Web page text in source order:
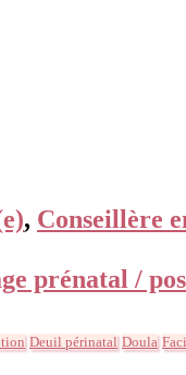
, Conseillère
prénatal /
Deuil périnatal Doula